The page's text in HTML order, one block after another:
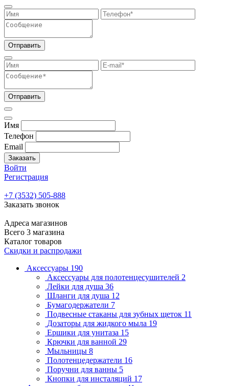
Отправить
Отправить
Имя
Телефон
Email
Заказать
Войти
Регистрация
+7 (3532) 505-888
Заказать звонок
Адреса магазинов
Всего 3 магазина
Каталог товаров
Скидки и распродажи
Аксессуары 190
Аксессуары для полотенцесушителей 2
Лейки для душа 36
Шланги для душа 12
Бумагодержатели 7
Подвесные стаканы для зубных щеток 11
Дозаторы для жидкого мыла 19
Ершики для унитаза 15
Крючки для ванной 29
Мыльницы 8
Полотенцедержатели 16
Поручни для ванны 5
Кнопки для инсталяций 17